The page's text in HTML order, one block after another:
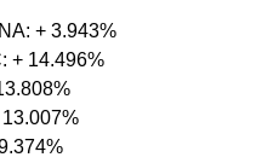
+ 3.943%
+ 14.496%
13.007%